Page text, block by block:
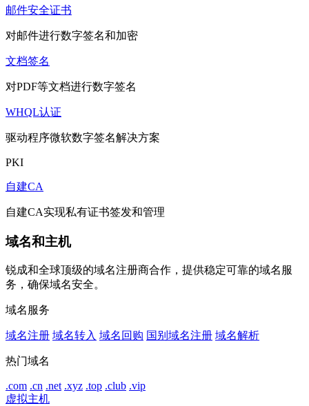
邮件安全证书
对邮件进行数字签名和加密
文档签名
对PDF等文档进行数字签名
WHQL认证
驱动程序微软数字签名解决方案
PKI
自建CA
自建CA实现私有证书签发和管理
域名和主机
锐成和全球顶级的域名注册商合作，提供稳定可靠的域名服
务，确保域名安全。
域名服务
域名注册 域名转入 域名回购 国别域名注册 域名解析
热门域名
.com .cn .net .xyz .top .club .vip
虚拟主机